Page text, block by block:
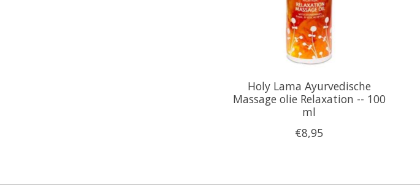
Holy Lama Ayurvedische
Massage olie Relaxation -- 100
ml
€8,95